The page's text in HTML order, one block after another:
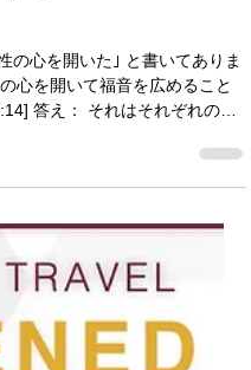
スがすることができなかった
が足りなかったところについ
と宣べたのです。 さらに、｢苦
の心を開いた｣ と書いてありま
心を開いて福音を広めること
答え： それはそれぞれの人
けて、欲しくもないものを強
。いくら神様でも、人間の主
るのは、リディアについて少
性であった｣ という記述です。
、すでに神を敬っている女性
安息日に川沿いにある祈り場
その敬虔さと忠実の結果とし